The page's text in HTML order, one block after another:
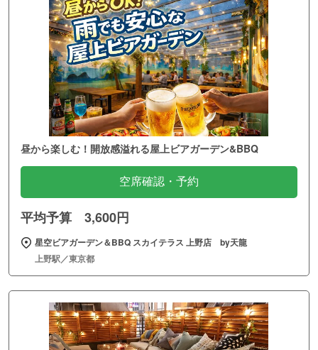
昼から楽しむ！開放感溢れる屋上ビアガーデン&BBQ
空席確認・予約
平均予算 3,600円
星空ビアガーデン＆BBQ スカイテラス 上野店 by天龍
上野駅／東京都